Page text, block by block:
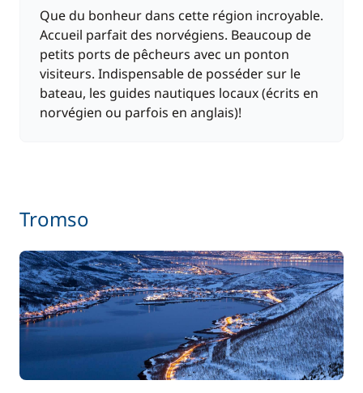
Que du bonheur dans cette région incroyable.
Accueil parfait des norvégiens. Beaucoup de
petits ports de pêcheurs avec un ponton
visiteurs. Indispensable de posséder sur le
bateau, les guides nautiques locaux (écrits en
norvégien ou parfois en anglais)!
Tromso